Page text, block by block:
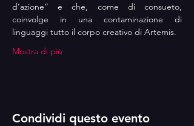
d’azione” e che, come di consueto,
coinvolge in una contaminazione di
linguaggi tutto il corpo creativo di Artemis.
Mostra di più
Condividi questo evento